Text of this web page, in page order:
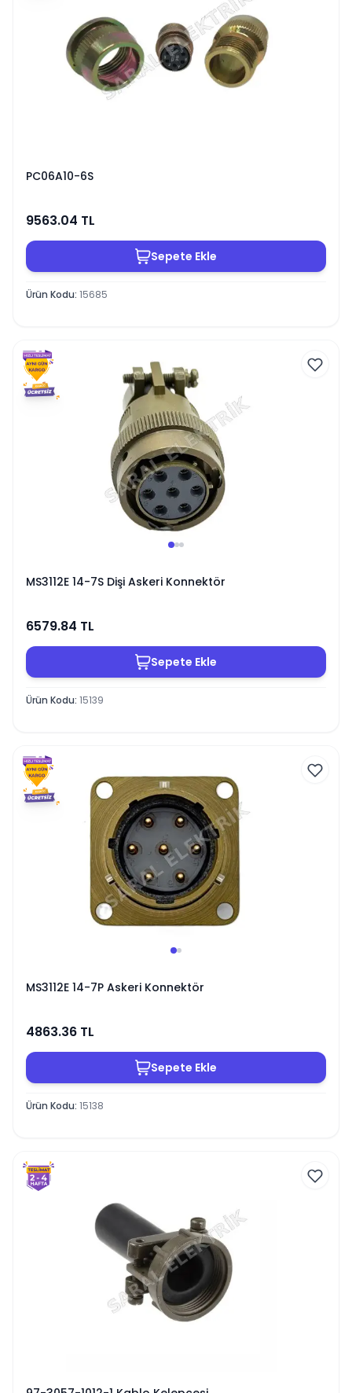
PC06A10-6S
9563.04 TL
Sepete Ekle
Ürün Kodu: 15685
MS3112E 14-7S Dişi Askeri Konnektör
6579.84 TL
Sepete Ekle
Ürün Kodu: 15139
MS3112E 14-7P Askeri Konnektör
4863.36 TL
Sepete Ekle
Ürün Kodu: 15138